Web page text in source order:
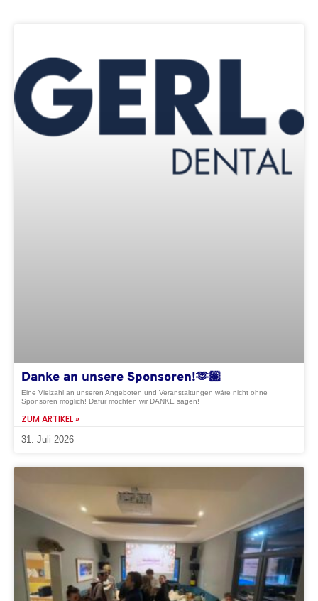
Danke an unsere Sponsoren!🫶🏼
Eine Vielzahl an unseren Angeboten und Veranstaltungen wäre nicht ohne
Sponsoren möglich! Dafür möchten wir DANKE sagen!
ZUM ARTIKEL »
31. Juli 2026